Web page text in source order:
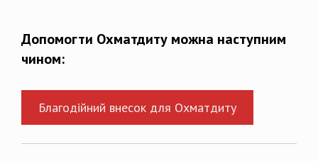
Допомогти Охматдиту можна наступним
чином:
Благодійний внесок для Охматдиту